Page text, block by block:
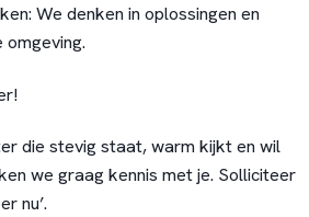
We denken in oplossingen en
die stevig staat, warm kijkt en wil
we graag kennis met je. Solliciteer
nu’.